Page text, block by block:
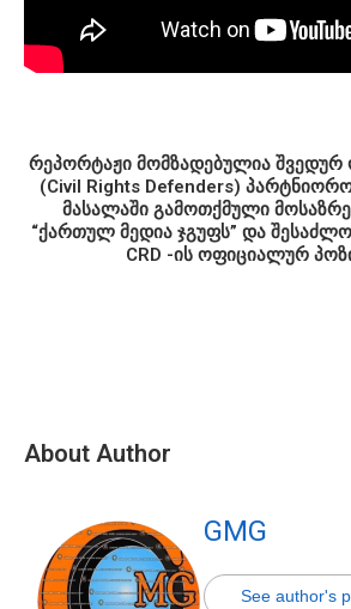
რეპორტაჟი მომზადებულია შვედურ
(Civil Rights Defenders)
მასალაში გამოთქმული
“ქართულ მედია ჯგუფს” და
CRD -ის ოფიციალურ
About Author
GMG
See author's